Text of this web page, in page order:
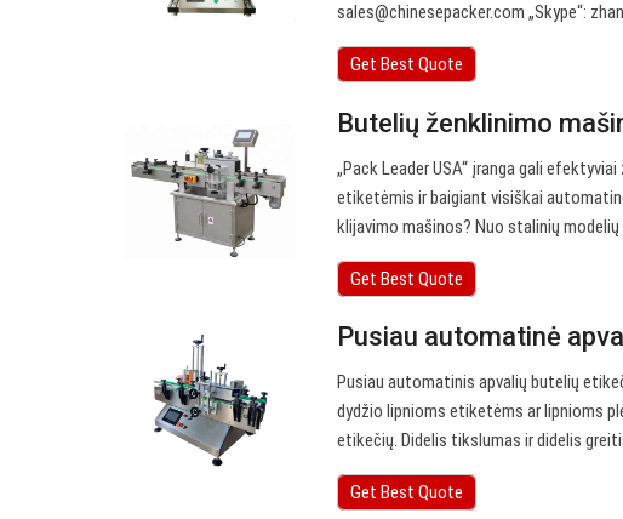
sales@chinesepacker.com „Skype“:
Get Best Quote
Butelių ženklinimo
„Pack Leader USA“ įranga gali
etiketėmis ir baigiant visiškai
klijavimo mašinos? Nuo stalinių
Get Best Quote
Pusiau automatinė
Pusiau automatinis apvalių butelių
dydžio lipnioms etiketėms ar lipnioms
etikečių. Didelis tikslumas ir didelis
Get Best Quote